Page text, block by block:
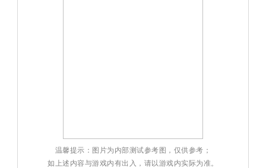
温馨提示：图片为内部测试参考图，仅供参考；
如上述内容与游戏内有出入，请以游戏内实际为准。